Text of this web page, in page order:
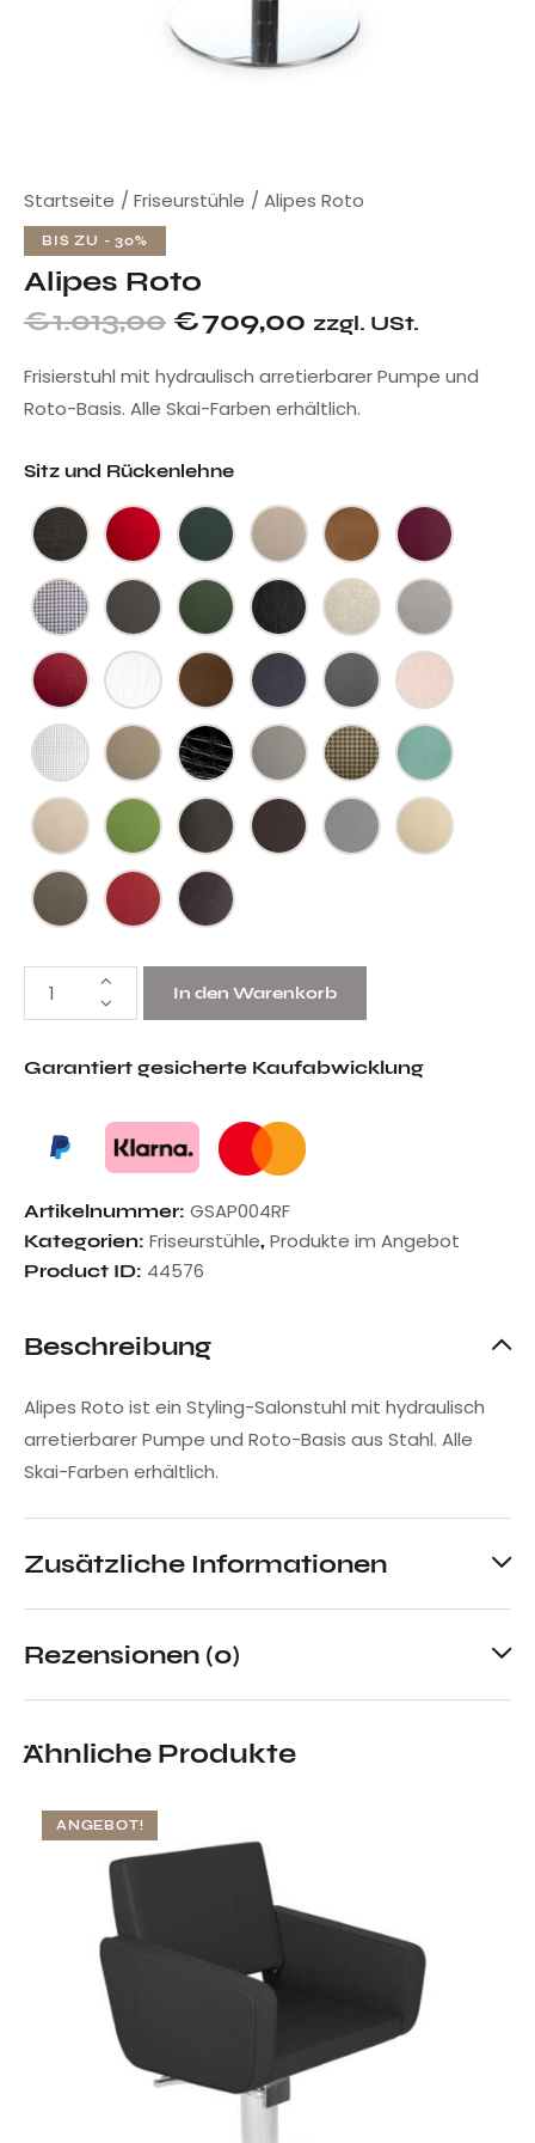
Startseite Friseurstühle Alipes Roto
BIS ZU - 30%
Alipes Roto
€1.013,00 €709,00 zzgl. USt.
Frisierstuhl mit hydraulisch arretierbarer Pumpe und
Roto-Basis. Alle Skai-Farben erhältlich.
Sitz und Rückenlehne
In den Warenkorb
Garantiert gesicherte Kaufabwicklung
Artikelnummer: GSAP004RF
Kategorien: Friseurstühle, Produkte im Angebot
Product ID: 44576
Beschreibung
Alipes Roto ist ein Styling-Salonstuhl mit hydraulisch
arretierbarer Pumpe und Roto-Basis aus Stahl. Alle
Skai-Farben erhältlich.
Zusätzliche Informationen
Rezensionen (0)
Ähnliche Produkte
ANGEBOT!